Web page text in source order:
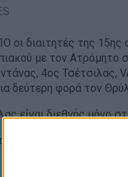
οι διαιτητές της
με τον Ατρόμητο
4ος Τσέτσιλας,
δεύτερη φορά τον
είναι διεθνής μόνο
διαιτητών για την